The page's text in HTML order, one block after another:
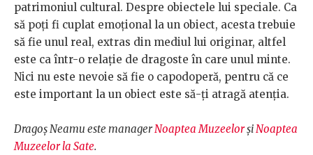
patrimoniul cultural. Despre obiectele lui speciale. Ca
să poți fi cuplat emoțional la un obiect, acesta trebuie
să fie unul real, extras din mediul lui originar, altfel
este ca într-o relație de dragoste în care unul minte.
Nici nu este nevoie să fie o capodoperă, pentru că ce
este important la un obiect este să-ți atragă atenția.
Dragoș Neamu este managerNoaptea MuzeelorșiNoaptea
Muzeelor la Sate.